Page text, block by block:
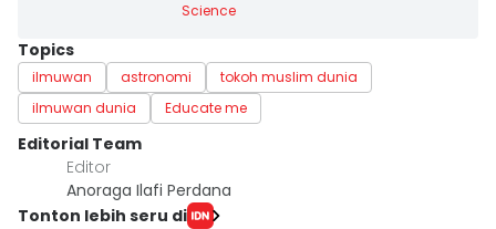
Science
Topics
ilmuwan astronomi
tokoh muslim dunia
ilmuwan dunia
Educate me
Editorial Team
Editor
Anoraga Ilafi Perdana
Tonton lebih seru di